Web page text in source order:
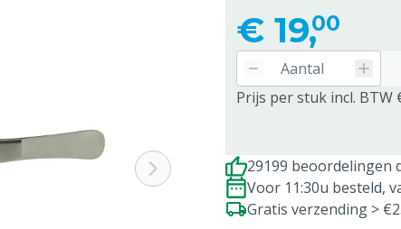
€ 19,00
Prijs per stuk incl. BTW
29199 beoordelingen
Voor 11:30u besteld,
Gratis verzending >